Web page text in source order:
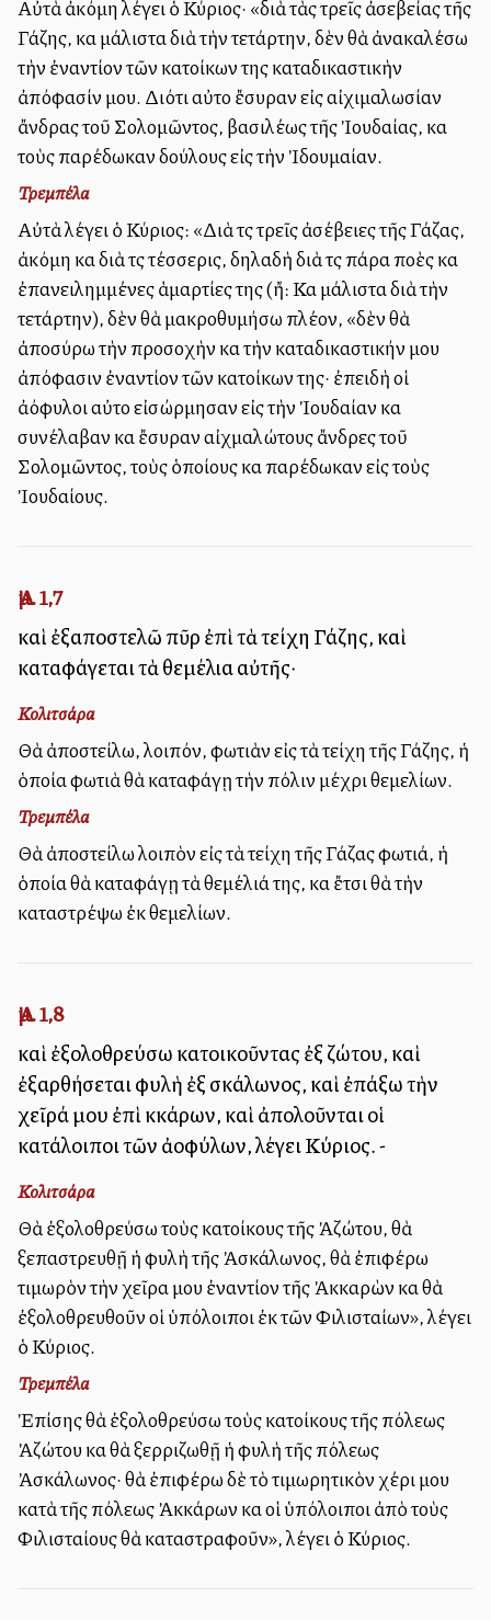
Αὐτὰ ἀκόμη λέγει ὁ Κύριος· «διὰ τὰς τρεῖς ἀσεβείας τῆς
Γάζης, καὶ μάλιστα διὰ τὴν τετάρτην, δὲν θὰ ἀνακαλέσω
τὴν ἐναντίον τῶν κατοίκων της καταδικαστικὴν
ἀπόφασίν μου. Διότι αὐτοὶ ἔσυραν εἰς αἰχιμαλωσίαν
ἄνδρας τοῦ Σολομῶντος, βασιλέως τῆς Ἰουδαίας, καὶ
τοὺς παρέδωκαν δούλους εἰς τὴν Ἰδουμαίαν.
Τρεμπέλα
Αὐτὰ λέγει ὁ Κύριος: «Διὰ τὶς τρεῖς ἀσέβειες τῆς Γάζας,
ἀκόμη καὶ διὰ τὶς τέσσερις, δηλαδὴ διὰ τὶς πάρα πολλὲς καὶ
ἐπανειλημμένες ἁμαρτίες της (ἤ: Καὶ μάλιστα διὰ τὴν
τετάρτην), δὲν θὰ μακροθυμήσω πλέον, «δὲν θὰ
ἀποσύρω τὴν προσοχὴν καὶ τὴν καταδικαστικήν μου
ἀπόφασιν ἐναντίον τῶν κατοίκων της· ἐπειδὴ οἱ
ἀλλόφυλοι αὐτοὶ εἰσώρμησαν εἰς τὴν Ἰουδαίαν καὶ
συνέλαβαν καὶ ἔσυραν αἰχμαλώτους ἄνδρες τοῦ
Σολομῶντος, τοὺς ὁποίους καὶ παρέδωκαν εἰς τοὺς
Ἰουδαίους.
Ἀμ. 1,7
καὶ ἐξαποστελῶ πῦρ ἐπὶ τὰ τείχη Γάζης, καὶ
καταφάγεται τὰ θεμέλια αὐτῆς·
Κολιτσάρα
Θὰ ἀποστείλω, λοιπόν, φωτιὰν εἰς τὰ τείχη τῆς Γάζης, ἡ
ὁποία φωτιὰ θὰ καταφάγῃ τὴν πόλιν μέχρι θεμελίων.
Τρεμπέλα
Θὰ ἀποστείλω λοιπὸν εἰς τὰ τείχη τῆς Γάζας φωτιά, ἡ
ὁποία θὰ καταφάγῃ τὰ θεμέλιά της, καὶ ἔτσι θὰ τὴν
καταστρέψω ἐκ θεμελίων.
Ἀμ. 1,8
καὶ ἐξολοθρεύσω κατοικοῦντας ἐξ Ἀζώτου, καὶ
ἐξαρθήσεται φυλὴ ἐξ Ἀσκάλωνος, καὶ ἐπάξω τὴν
χεῖρά μου ἐπὶ Ἀκκάρων, καὶ ἀπολοῦνται οἱ
κατάλοιποι τῶν ἀλλοφύλων, λέγει Κύριος. -
Κολιτσάρα
Θὰ ἐξολοθρεύσω τοὺς κατοίκους τῆς Ἀζώτου, θὰ
ξεπαστρευθῇ ἡ φυλὴ τῆς Ἀσκάλωνος, θὰ ἐπιφέρω
τιμωρὸν τὴν χεῖρα μου ἐναντίον τῆς Ἀκκαρὼν καὶ θὰ
ἐξολοθρευθοῦν οἱ ὑπόλοιποι ἐκ τῶν Φιλισταίων», λέγει
ὁ Κύριος.
Τρεμπέλα
Ἐπίσης θὰ ἐξολοθρεύσω τοὺς κατοίκους τῆς πόλεως
Ἀζώτου καὶ θὰ ξερριζωθῇ ἡ φυλὴ τῆς πόλεως
Ἀσκάλωνος· θὰ ἐπιφέρω δὲ τὸ τιμωρητικὸν χέρι μου
κατὰ τῆς πόλεως Ἀκκάρων καὶ οἱ ὑπόλοιποι ἀπὸ τοὺς
Φιλισταίους θὰ καταστραφοῦν», λέγει ὁ Κύριος.